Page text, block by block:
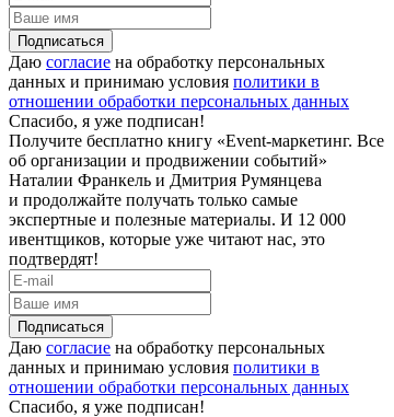
Подписаться
Даю согласие на обработку персональных
данных и принимаю условия политики в
отношении обработки персональных данных
Спасибо, я уже подписан!
Получите бесплатно книгу «Event-маркетинг. Все
об организации и продвижении событий»
Наталии Франкель и Дмитрия Румянцева
и продолжайте получать только самые
экспертные и полезные материалы. И 12 000
ивентщиков, которые уже читают нас, это
подтвердят!
Подписаться
Даю согласие на обработку персональных
данных и принимаю условия политики в
отношении обработки персональных данных
Спасибо, я уже подписан!